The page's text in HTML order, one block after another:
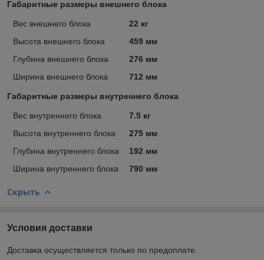
Габаритные размеры внешнего блока
Вес внешнего блока
22 кг
Высота внешнего блока
459 мм
Глубина внешнего блока
276 мм
Ширина внешнего блока
712 мм
Габаритные размеры внутреннего блока
Вес внутреннего блока
7.5 кг
Высота внутреннего блока
275 мм
Глубина внутреннего блока
192 мм
Ширина внутреннего блока
790 мм
Скрыть
Условия доставки
Доставка осуществляется только по предоплате.